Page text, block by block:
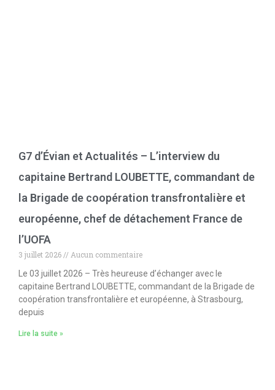
G7 d’Évian et Actualités – L’interview du
capitaine Bertrand LOUBETTE, commandant de
la Brigade de coopération transfrontalière et
européenne, chef de détachement France de
l’UOFA
3 juillet 2026
Aucun commentaire
Le 03 juillet 2026 – Très heureuse d’échanger avec le
capitaine Bertrand LOUBETTE, commandant de la Brigade de
coopération transfrontalière et européenne, à Strasbourg,
depuis
Lire la suite »